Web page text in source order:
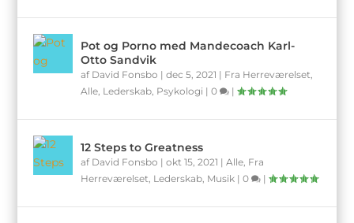
Pot og Porno med Mandecoach Karl-
Otto Sandvik
af David Fonsbo |dec 5, 2021 | Fra Herreværelset
Alle Lederskab Psykologi |0 |
12 Steps to Greatness
af David Fonsbo |okt 15, 2021 |Alle Fra
Herreværelset Lederskab Musik |0 |